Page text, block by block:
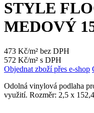
STYLE
MEDOVÝ
473 Kč/m² bez DPH
572 Kč/m² s DPH
Objednat zboží přes e-shop
Odolná vinylová podlaha
využití. Rozměr: 2,5 x